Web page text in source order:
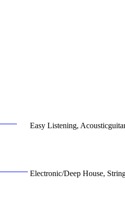
Easy Listening,
Electronic/Deep House,